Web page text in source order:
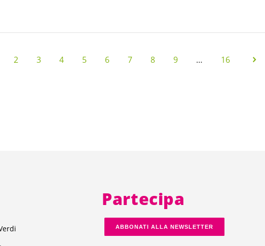
2 3 4 5 6 7 8 9 … 16
Partecipa
ABBONATI ALLA NEWSLETTER